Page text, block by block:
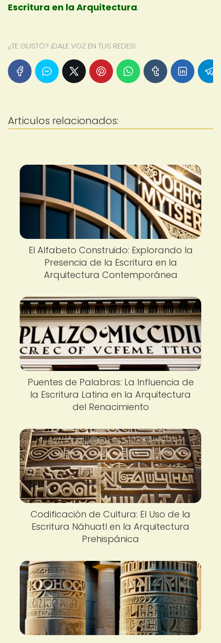
Escritura en la Arquitectura.
¿TE GUSTÓ? ¡DALE VOZ EN TUS REDES!
Articulos relacionados:
El Alfabeto Construido: Explorando la
Presencia de la Escritura en la
Arquitectura Contemporánea
Puentes de Palabras: La Influencia de
la Escritura Latina en la Arquitectura
del Renacimiento
Codificación de Cultura: El Uso de la
Escritura Náhuatl en la Arquitectura
Prehispánica